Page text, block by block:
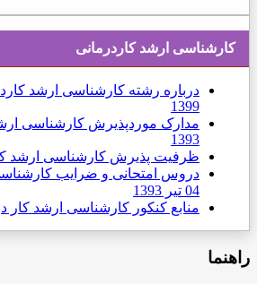
كارشناسی ارشد کاردرمانی
درباره رشته کارشناسی ارشد
1399
مدارک موردپذیرش کارشناسی
1393
ظرفیت پذیرش کارشناسی ارشد
دروس امتحانی و ضرایب
04 تیر 1393
منابع کنکور کارشناسی ارشد کار
راهنما